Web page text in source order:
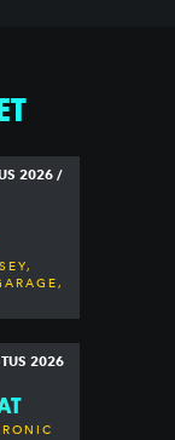
2026 /
2026